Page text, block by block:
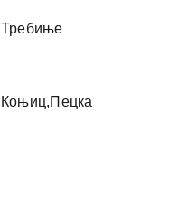
Требиње
Коњиц,Пецка